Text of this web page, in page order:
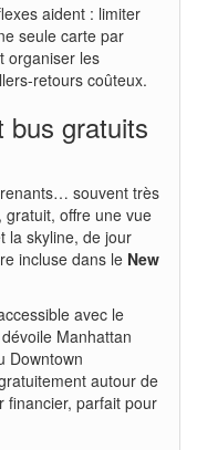
aident : limiter
seule carte par
organiser les
retours coûteux.
bus gratuits
souvent très
offre une vue
la skyline, de jour
incluse dans le New
avec le
Manhattan
Downtown
autour de
financier, parfait pour